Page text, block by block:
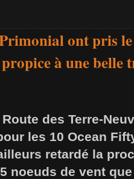
ont pris
à une belle
des Terre-
les 10 Ocean
retardé la
noeuds de vent